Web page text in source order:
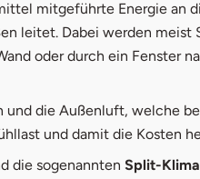
mitgeführte Energie an
leitet. Dabei werden meist
oder durch ein Fenster
und die Außenluft, welche
und damit die Kosten
die sogenannten Split-